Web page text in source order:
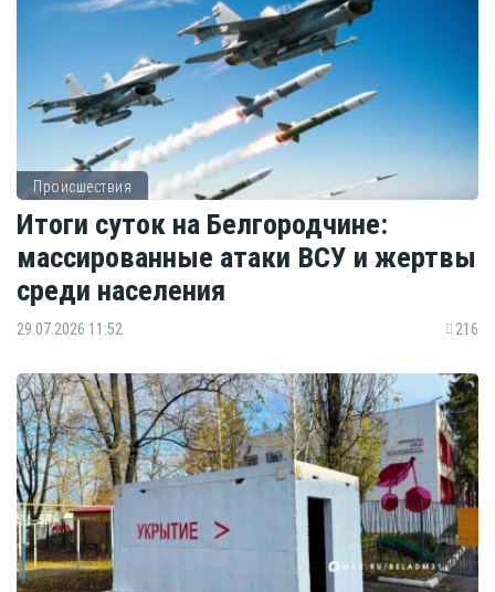
Происшествия
Итоги суток на Белгородчине:
массированные атаки ВСУ и жертвы
среди населения
29.07.2026 11:52 216